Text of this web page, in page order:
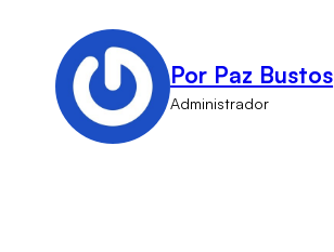
Por Paz Bustos
Administrador